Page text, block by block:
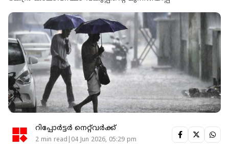
റിപ്പോർട്ടർ നെറ്റ്‌വര്‍ക്ക്‌
2 min read|04 Jun 2026, 05:29 pm